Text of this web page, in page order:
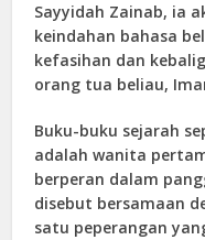
Sayyidah Zainab, ia
keindahan bahasa
kefasihan dan
orang tua beliau,
Buku-buku sejarah
adalah wanita
berperan dalam
disebut bersamaan
satu peperangan